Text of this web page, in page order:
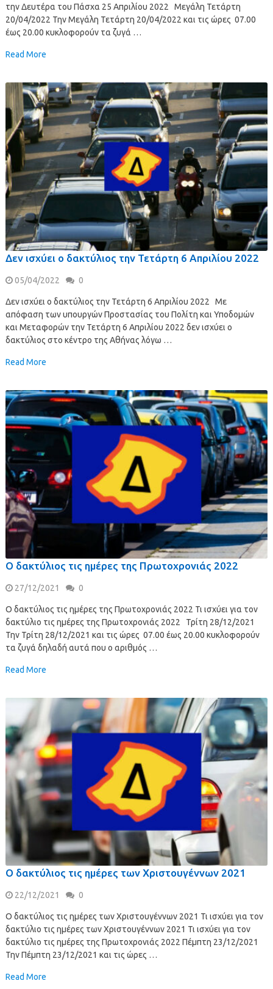
την Δευτέρα του Πάσχα 25 Απριλίου 2022 Μεγάλη Τετάρτη
20/04/2022 Την Μεγάλη Τετάρτη 20/04/2022 και τις ώρες 07.00
έως 20.00 κυκλοφορούν τα ζυγά …
Read More
Δεν ισχύει ο δακτύλιος την Τετάρτη 6 Απριλίου 2022
05/04/2022 0
Δεν ισχύει ο δακτύλιος την Τετάρτη 6 Απριλίου 2022 Με
απόφαση των υπουργών Προστασίας του Πολίτη και Υποδομών
και Μεταφορών την Τετάρτη 6 Απριλίου 2022 δεν ισχύει ο
δακτύλιος στο κέντρο της Αθήνας λόγω …
Read More
Ο δακτύλιος τις ημέρες της Πρωτοχρονιάς 2022
27/12/2021 0
Ο δακτύλιος τις ημέρες της Πρωτοχρονιάς 2022 Τι ισχύει για τον
δακτύλιο τις ημέρες της Πρωτοχρονιάς 2022 Τρίτη 28/12/2021
Την Τρίτη 28/12/2021 και τις ώρες 07.00 έως 20.00 κυκλοφορούν
τα ζυγά δηλαδή αυτά που ο αριθμός …
Read More
Ο δακτύλιος τις ημέρες των Χριστουγέννων 2021
22/12/2021 0
Ο δακτύλιος τις ημέρες των Χριστουγέννων 2021 Τι ισχύει για τον
δακτύλιο τις ημέρες των Χριστουγέννων 2021 Τι ισχύει για τον
δακτύλιο τις ημέρες της Πρωτοχρονιάς 2022 Πέμπτη 23/12/2021
Την Πέμπτη 23/12/2021 και τις ώρες …
Read More